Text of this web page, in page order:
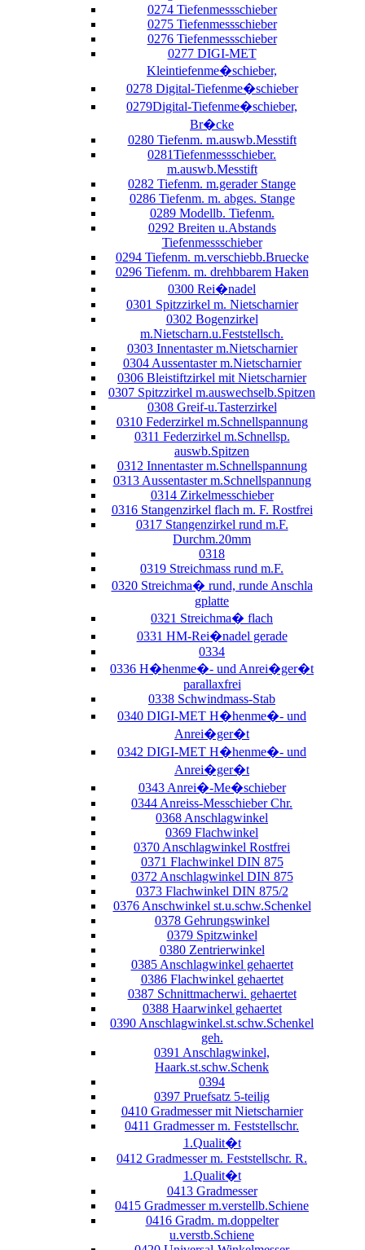
0274 Tiefenmessschieber
0275 Tiefenmessschieber
0276 Tiefenmessschieber
0277 DIGI-MET
Kleintiefenme�schieber,
0278 Digital-Tiefenme�schieber
0279Digital-Tiefenme�schieber,
Br�cke
0280 Tiefenm. m.auswb.Messtift
0281Tiefenmessschieber.
m.auswb.Messtift
0282 Tiefenm. m.gerader Stange
0286 Tiefenm. m. abges. Stange
0289 Modellb. Tiefenm.
0292 Breiten u.Abstands
Tiefenmessschieber
0294 Tiefenm. m.verschiebb.Bruecke
0296 Tiefenm. m. drehbbarem Haken
0300 Rei�nadel
0301 Spitzzirkel m. Nietscharnier
0302 Bogenzirkel
m.Nietscharn.u.Feststellsch.
0303 Innentaster m.Nietscharnier
0304 Aussentaster m.Nietscharnier
0306 Bleistiftzirkel mit Nietscharnier
0307 Spitzzirkel m.auswechselb.Spitzen
0308 Greif-u.Tasterzirkel
0310 Federzirkel m.Schnellspannung
0311 Federzirkel m.Schnellsp.
auswb.Spitzen
0312 Innentaster m.Schnellspannung
0313 Aussentaster m.Schnellspannung
0314 Zirkelmesschieber
0316 Stangenzirkel flach m. F. Rostfrei
0317 Stangenzirkel rund m.F.
Durchm.20mm
0318
0319 Streichmass rund m.F.
0320 Streichma� rund, runde Anschla
gplatte
0321 Streichma� flach
0331 HM-Rei�nadel gerade
0334
0336 H�henme�- und Anrei�ger�t
parallaxfrei
0338 Schwindmass-Stab
0340 DIGI-MET H�henme�- und
Anrei�ger�t
0342 DIGI-MET H�henme�- und
Anrei�ger�t
0343 Anrei�-Me�schieber
0344 Anreiss-Messchieber Chr.
0368 Anschlagwinkel
0369 Flachwinkel
0370 Anschlagwinkel Rostfrei
0371 Flachwinkel DIN 875
0372 Anschlagwinkel DIN 875
0373 Flachwinkel DIN 875/2
0376 Anschwinkel st.u.schw.Schenkel
0378 Gehrungswinkel
0379 Spitzwinkel
0380 Zentrierwinkel
0385 Anschlagwinkel gehaertet
0386 Flachwinkel gehaertet
0387 Schnittmacherwi. gehaertet
0388 Haarwinkel gehaertet
0390 Anschlagwinkel.st.schw.Schenkel
geh.
0391 Anschlagwinkel,
Haark.st.schw.Schenk
0394
0397 Pruefsatz 5-teilig
0410 Gradmesser mit Nietscharnier
0411 Gradmesser m. Feststellschr.
1.Qualit�t
0412 Gradmesser m. Feststellschr. R.
1.Qualit�t
0413 Gradmesser
0415 Gradmesser m.verstellb.Schiene
0416 Gradm. m.doppelter
u.verstb.Schiene